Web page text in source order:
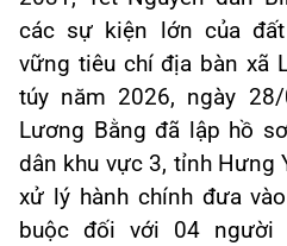
các sự kiện lớn của
vững tiêu chí địa bàn xã
túy năm 2026, ngày
Lương Bằng đã lập hồ
dân khu vực 3, tỉnh Hưng
xử lý hành chính đưa
buộc đối với 04 người